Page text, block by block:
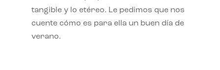
tangible y lo etéreo. Le pedimos que nos
cuente cómo es para ella un buen día de
verano.